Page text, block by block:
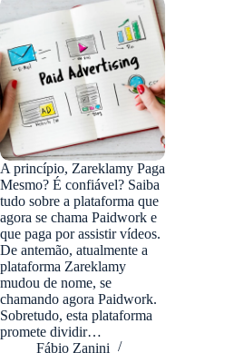
A princípio, Zareklamy Paga
Mesmo? É confiável? Saiba
tudo sobre a plataforma que
agora se chama Paidwork e
que paga por assistir vídeos.
De antemão, atualmente a
plataforma Zareklamy
mudou de nome, se
chamando agora Paidwork.
Sobretudo, esta plataforma
promete dividir…
Fábio Zanini